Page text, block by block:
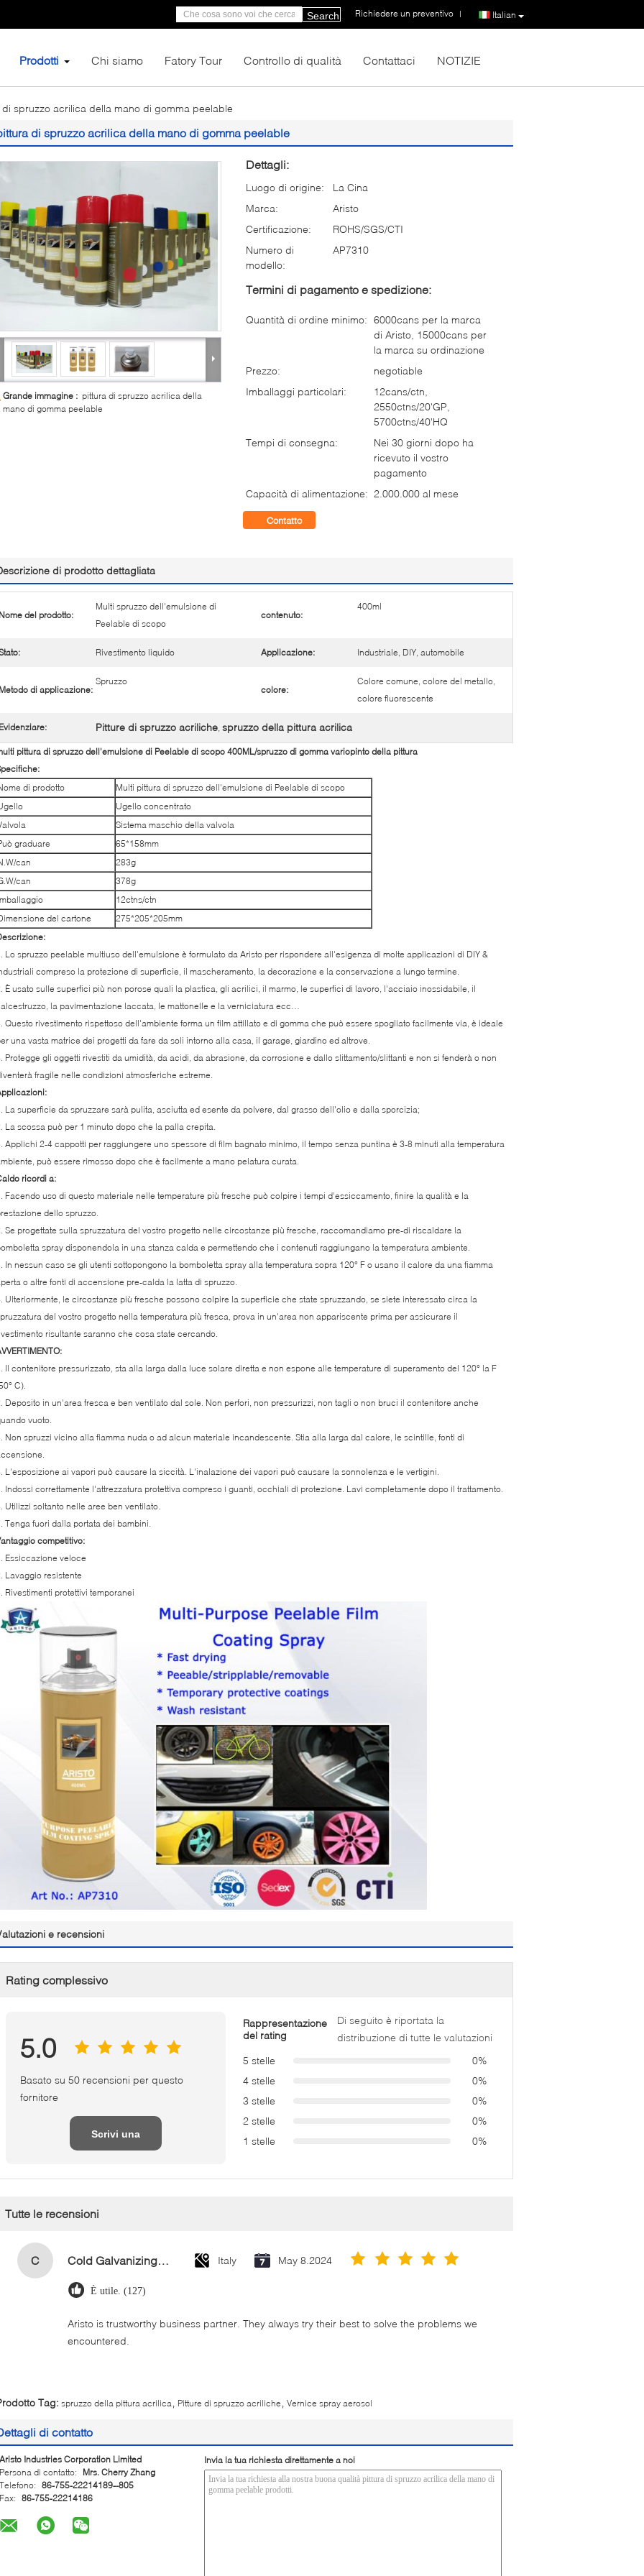
Italian
Richiedere un preventivo |
Search
Prodotti Chi siamo Fatory Tour Controllo di qualità Contattaci NOTIZIE
di spruzzo acrilica della mano di gomma peelable
di spruzzo acrilica della mano di gomma peelable
Grande immagine : pittura di spruzzo acrilica della
mano di gomma peelable
Dettagli:
Luogo di origine:
La Cina
Marca:
Aristo
Certificazione:
ROHS/SGS/CTI
Numero di
modello:
AP7310
Termini di pagamento e spedizione:
Quantità di ordine minimo: 6000cans per la marca
di Aristo, 15000cans per
la marca su ordinazione
Prezzo:
negotiable
Imballaggi particolari:
12cans/ctn,
2550ctns/20'GP,
5700ctns/40'HQ
Tempi di consegna:
Nei 30 giorni dopo ha
ricevuto il vostro
pagamento
Capacità di alimentazione: 2.000.000 al mese
Contatto
di prodotto dettagliata
Nome del prodotto:
Multi spruzzo dell'emulsione di
Peelable di scopo
contenuto:
400ml
Rivestimento liquido Applicazione: Industriale, DIY, automobile
Metodo di applicazione:
Spruzzo
colore:
Colore comune, colore del metallo,
colore fluorescente
Evidenziare: Pitture di spruzzo acriliche, spruzzo della pittura acrilica
pittura di spruzzo dell'emulsione di Peelable di scopo 400ML/spruzzo di gomma variopinto della pittura
di prodotto
Multi pittura di spruzzo dell'emulsione di Peelable di scopo
Ugello concentrato
Sistema maschio della valvola
graduare
65*158mm
can
283g
can
378g
12ctns/ctn
del cartone
275*205*205mm
Lo spruzzo peelable multiuso dell'emulsione è formulato da Aristo per rispondere all'esigenza di molte applicazioni di DIY &
compreso la protezione di superficie, il mascheramento, la decorazione e la conservazione a lungo termine.
È usato sulle superfici più non porose quali la plastica, gli acrilici, il marmo, le superfici di lavoro, l'acciaio inossidabile, il
la pavimentazione laccata, le mattonelle e la verniciatura ecc…
Questo rivestimento rispettoso dell'ambiente forma un film attillato e di gomma che può essere spogliato facilmente via, è ideale
una vasta matrice dei progetti da fare da soli intorno alla casa, il garage, giardino ed altrove.
Protegge gli oggetti rivestiti da umidità, da acidi, da abrasione, da corrosione e dallo slittamento/slittanti e non si fenderà o non
fragile nelle condizioni atmosferiche estreme.
La superficie da spruzzare sarà pulita, asciutta ed esente da polvere, dal grasso dell'olio e dalla sporcizia;
La scossa può per 1 minuto dopo che la palla crepita.
Applichi 2-4 cappotti per raggiungere uno spessore di film bagnato minimo, il tempo senza puntina è 3-8 minuti alla temperatura
può essere rimosso dopo che è facilmente a mano pelatura curata.
ricordi a:
Facendo uso di questo materiale nelle temperature più fresche può colpire i tempi d'essiccamento, finire la qualità e la
dello spruzzo.
Se progettate sulla spruzzatura del vostro progetto nelle circostanze più fresche, raccomandiamo pre-di riscaldare la
spray disponendola in una stanza calda e permettendo che i contenuti raggiungano la temperatura ambiente.
In nessun caso se gli utenti sottopongono la bomboletta spray alla temperatura sopra 120° F o usano il calore da una fiamma
o altre fonti di accensione pre-calda la latta di spruzzo.
Ulteriormente, le circostanze più fresche possono colpire la superficie che state spruzzando, se siete interessato circa la
del vostro progetto nella temperatura più fresca, prova in un'area non appariscente prima per assicurare il
risultante saranno che cosa state cercando.
Il contenitore pressurizzato, sta alla larga dalla luce solare diretta e non espone alle temperature di superamento del 120° la F
C).
Deposito in un'area fresca e ben ventilato dal sole. Non perfori, non pressurizzi, non tagli o non bruci il contenitore anche
vuoto.
Non spruzzi vicino alla fiamma nuda o ad alcun materiale incandescente. Stia alla larga dal calore, le scintille, fonti di
L'esposizione ai vapori può causare la siccità. L'inalazione dei vapori può causare la sonnolenza e le vertigini.
Indossi correttamente l'attrezzatura protettiva compreso i guanti, occhiali di protezione. Lavi completamente dopo il trattamento.
Utilizzi soltanto nelle aree ben ventilato.
Tenga fuori dalla portata dei bambini.
competitivo:
Essiccazione veloce
Lavaggio resistente
Rivestimenti protettivi temporanei
e recensioni
Rating complessivo
5.0
Basato su 50 recensioni per questo
fornitore
Scrivi una
Rappresentazione
del rating
Di seguito è riportata la
distribuzione di tutte le valutazioni
5 stelle
0%
4 stelle
0%
3 stelle
0%
2 stelle
0%
1 stelle
0%
Tutte le recensioni
C Cold Galvanizing Zinc Spray Paint 400ml Italy May 8.2024
È utile. (127)
Aristo is trustworthy business partner. They always try their best to solve the problems we
encountered.
Tag: spruzzo della pittura acrilica Pitture di spruzzo acriliche Vernice spray aerosol
di contatto
Aristo Industries Corporation Limited
Persona di contatto:
Mrs. Cherry Zhang
Telefono: 86-755-22214189--805
Fax: 86-755-22214186
Invia la tua richiesta direttamente a noi